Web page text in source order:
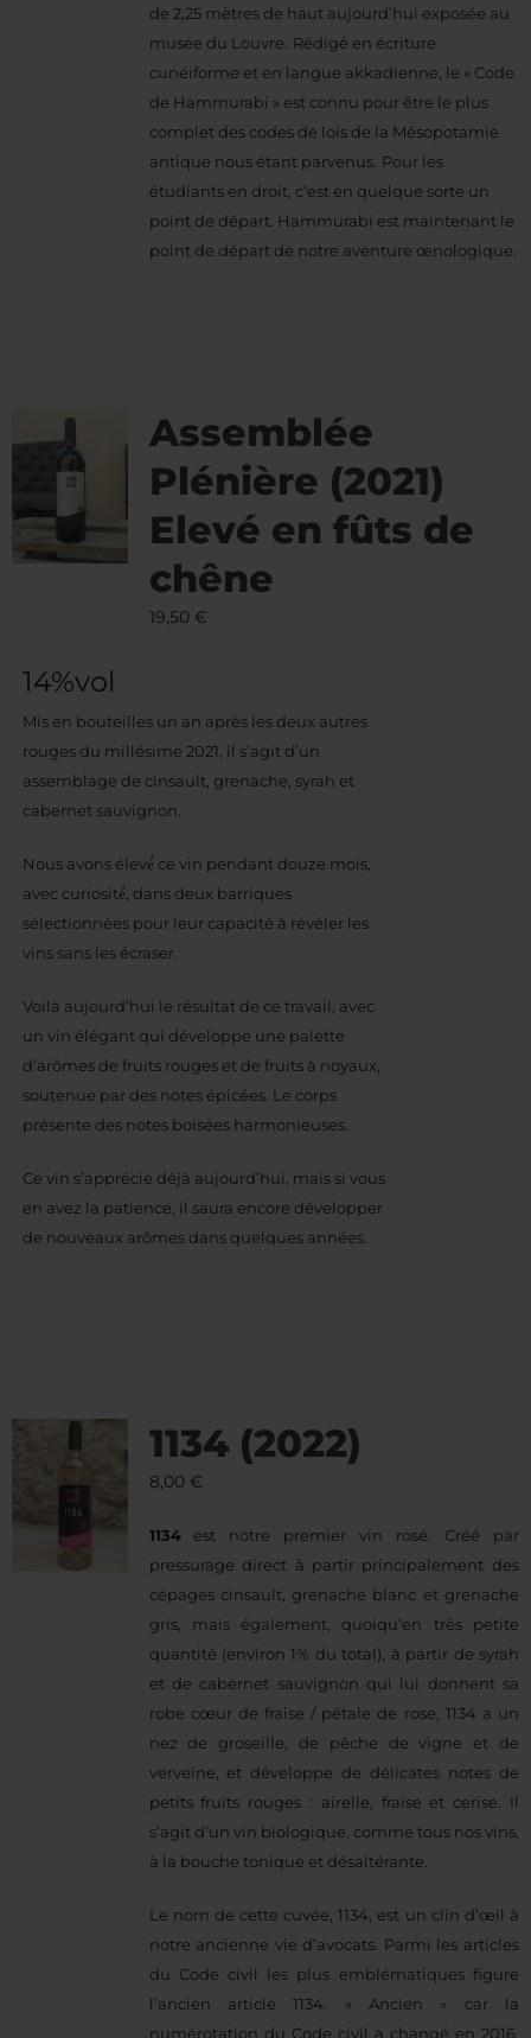
de 2,25 mètres de haut aujourd’hui exposée au
musée du Louvre. Rédigé en écriture
cunéiforme et en langue akkadienne, le « Code
de Hammurabi » est connu pour être le plus
complet des codes de lois de la Mésopotamie
antique nous étant parvenus. Pour les
étudiants en droit, c’est en quelque sorte un
point de départ. Hammurabi est maintenant le
point de départ de notre aventure œnologique.
Assemblée
Plénière (2021)
Elevé en fûts de
chêne
19,50 €
14%vol
Mis en bouteilles un an après les deux autres
rouges du millésime 2021, il s’agit d’un
assemblage de cinsault, grenache, syrah et
cabernet sauvignon.
Nous avons élevé́ ce vin pendant douze mois,
avec curiosité́, dans deux barriques
sélectionnées pour leur capacité à révéler les
vins sans les écraser.
Voilà aujourd’hui le résultat de ce travail, avec
un vin élégant qui développe une palette
d’arômes de fruits rouges et de fruits à noyaux,
soutenue par des notes épicées. Le corps
présente des notes boisées harmonieuses.
Ce vin s’apprécie déjà aujourd’hui, mais si vous
en avez la patience, il saura encore développer
de nouveaux arômes dans quelques années.
1134 (2022)
8,00 €
1134est notre premier vin rosé. Créé par
pressurage direct à partir principalement des
cépages cinsault, grenache blanc et grenache
gris, mais également, quoiqu’en très petite
quantité (environ 1% du total), à partir de syrah
et de cabernet sauvignon qui lui donnent sa
robe cœur de fraise / pétale de rose, 1134 a un
nez de groseille, de pêche de vigne et de
verveine, et développe de délicates notes de
petits fruits rouges : airelle, fraise et cerise. Il
s’agit d’un vin biologique, comme tous nos vins,
à la bouche tonique et désaltérante.
Le nom de cette cuvée, 1134, est un clin d’œil à
notre ancienne vie d’avocats. Parmi les articles
du Code civil les plus emblématiques figure
l’ancien article 1134. « Ancien » car la
numérotation du Code civil a changé en 2016,